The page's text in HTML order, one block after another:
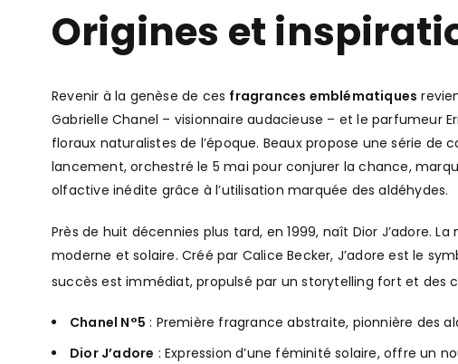
Origines et
Revenir à la genèse de ces fragrances emblématiques
Gabrielle Chanel – visionnaire audacieuse – et le parfumeur
floraux naturalistes de l’époque. Beaux propose une série
lancement, orchestré le 5 mai pour conjurer la chance,
olfactive inédite grâce à l’utilisation marquée des aldéhydes.
Près de huit décennies plus tard, en 1999, naît Dior J’adore.
moderne et solaire. Créé par Calice Becker, J’adore est le
succès est immédiat, propulsé par un storytelling fort et des
Chanel N°5 : Première fragrance abstraite, pionnière des
Dior J’adore : Expression d’une féminité solaire, offre un